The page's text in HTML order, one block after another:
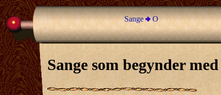
Sange O
Sange som begynder